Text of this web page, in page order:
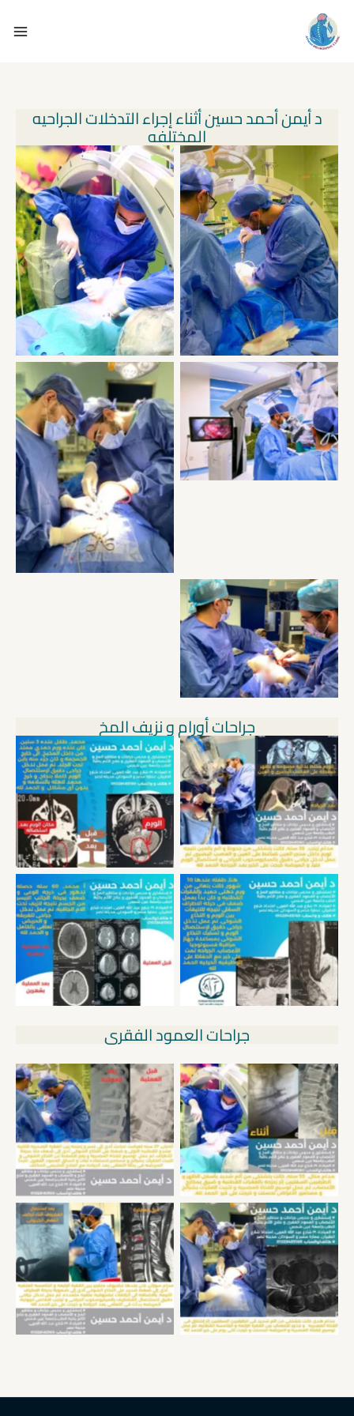
المحتوى
د أيمن أحمد حسين أثناء إجراء التدخلات الجراحيه
المختلفه
أثناء تثبيت عمليه تثبيت الفقرات
بشرائح و مسامير لمريض يعانى
من إنزلاق غضروفى و تزحزح
بالفقرات القطنيه
أثناء تدخل جراحى لتثبيت الفقرات
بشرائح و مسامير لمريض يعانى
من إنزلاق غضروفى قطنى و
زحزحه بالفقرات
عمليات أورام و نزيف المخ
بالميكروسكوب الجراحى
توسيع القناة العصبيه القطنيه
استئصال ورم من المخ
بمساعهدة جهاز الملاح الجراحى
جراحات أورام و نزيف المخ
استئصال ورم بمحجر العين استئصال اورام المخ بالأطفال
استئصال ورم دهنى حميد
بالعمود الفقرى و النخاع
الشوكى
علاج نزيف المخ جراحيا – نزيف
تحت الأم الجافيه
جراحات العمود الفقرى
تدخل جراحى لتثبيت زحزحه
بالفقرات القطنيه بشرائح و
مسامير
تثبيت كسر بالفقرات الصدريه و
القط
توسيع القناة العصبيه القطنيه
استئصال انزلاق غضروفى هنقى
بالميكروسكوب الجراحى